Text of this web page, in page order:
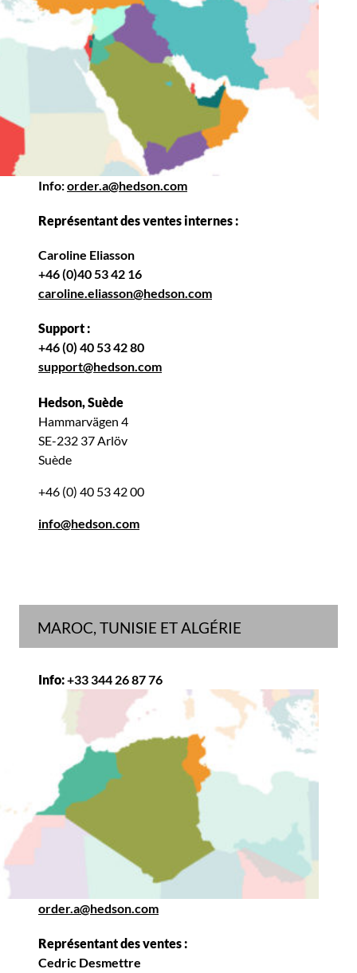
Info:order.a@hedson.com
Représentant des ventes internes :
Caroline Eliasson
+46 (0)40 53 42 16
caroline.eliasson@hedson.com
Support :
+46 (0) 40 53 42 80
support@hedson.com
Hedson, Suède
Hammarvägen 4
SE-232 37 Arlöv
Suède
+46 (0) 40 53 42 00
info@hedson.com
MAROC, TUNISIE ET ALGÉRIE
Info:+33 344 26 87 76
order.a@hedson.com
Représentant des ventes :
Cedric Desmettre